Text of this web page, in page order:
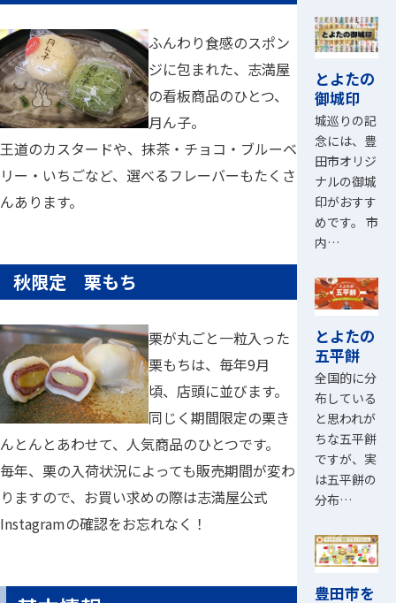
ふんわり食感のスポン
ジに包まれた、志満屋
の看板商品のひとつ、
月ん子。
王道のカスタードや、抹茶・チョコ・ブルーベ
リー・いちごなど、選べるフレーバーもたくさ
んあります。
秋限定 栗もち
栗が丸ごと一粒入った
栗もちは、毎年9月
頃、店頭に並びます。
同じく期間限定の栗き
んとんとあわせて、人気商品のひとつです。
毎年、栗の入荷状況によっても販売期間が変わ
りますので、お買い求めの際は志満屋公式
Instagramの確認をお忘れなく！
とよたの
御城印
城巡りの記
念には、豊
田市オリジ
ナルの御城
印がおすす
めです。 市
内…
とよたの
五平餅
全国的に分
布している
と思われが
ちな五平餅
ですが、実
は五平餅の
分布…
豊田市を